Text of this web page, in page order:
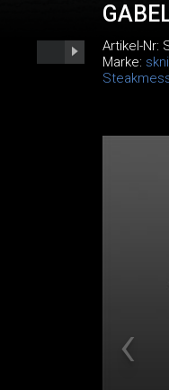
Artikel-Nr:
Marke: